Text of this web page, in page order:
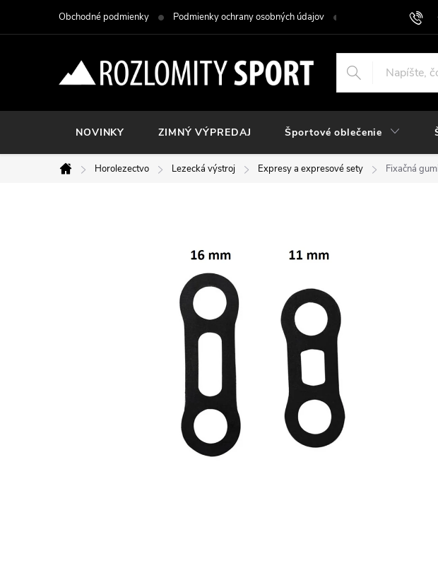
Obchodné podmienky Podmienky ochrany osobných údajov Kontakt
NOVINKY ZIMNÝ VÝPREDAJ Športové oblečenie
Domov
Horolezectvo Lezecká výstroj Expresy a expresové sety Fixačná